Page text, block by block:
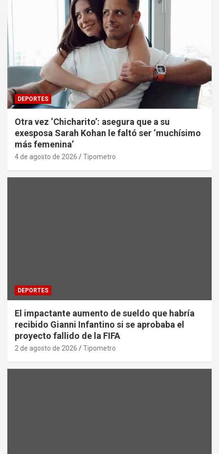
DEPORTES
Otra vez ‘Chicharito’: asegura que a su
exesposa Sarah Kohan le faltó ser ‘muchísimo
más femenina’
4 de agosto de 2026 Tipometro
DEPORTES
El impactante aumento de sueldo que habría
recibido Gianni Infantino si se aprobaba el
proyecto fallido de la FIFA
2 de agosto de 2026 Tipometro